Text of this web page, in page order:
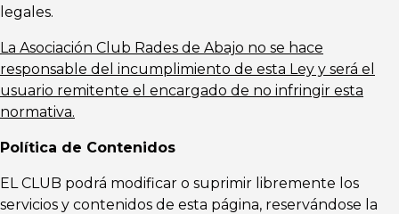
legales.
La Asociación Club Rades de Abajo no se hace
responsable del incumplimiento de esta Ley y será el
usuario remitente el encargado de no infringir esta
normativa.
Política de Contenidos
EL CLUB podrá modificar o suprimir libremente los
servicios y contenidos de esta página, reservándose la